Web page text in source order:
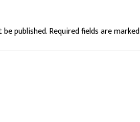
published.Required fields are marked